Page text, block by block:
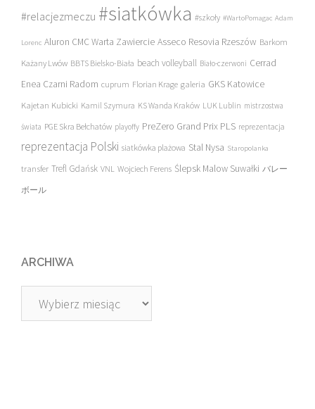
#relacjezmeczu #siatkówka #szkoły #WartoPomagac Adam
Lorenc Aluron CMC Warta Zawiercie Asseco Resovia Rzeszów Barkom
Każany Lwów BBTS Bielsko-Biała beach volleyball Biało-czerwoni Cerrad
Enea Czarni Radom cuprum Florian Krage galeria GKS Katowice
Kajetan Kubicki Kamil Szymura KS Wanda Kraków LUK Lublin mistrzostwa
świata PGE Skra Bełchatów playoffy PreZero Grand Prix PLS reprezentacja
reprezentacja Polski siatkówka plażowa Stal Nysa Staropolanka
transfer Trefl Gdańsk VNL Wojciech Ferens Ślepsk Malow Suwałki バレー
ボール
ARCHIWA
Archiwa